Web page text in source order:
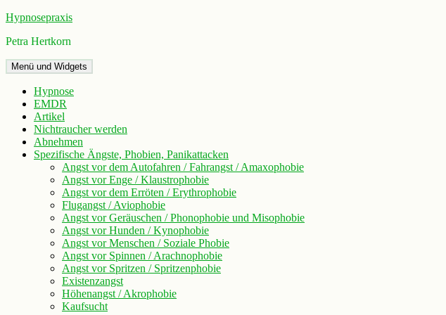
Zum
springen
Hypnosepraxis
Petra Hertkorn
Menü und Widgets
Hypnose
EMDR
Artikel
Nichtraucher werden
Abnehmen
Spezifische Ängste, Phobien, Panikattacken
Angst vor dem Autofahren / Fahrangst / Amaxophobie
Angst vor Enge / Klaustrophobie
Angst vor dem Erröten / Erythrophobie
Flugangst / Aviophobie
Angst vor Geräuschen / Phonophobie und Misophobie
Angst vor Hunden / Kynophobie
Angst vor Menschen / Soziale Phobie
Angst vor Spinnen / Arachnophobie
Angst vor Spritzen / Spritzenphobie
Existenzangst
Höhenangst / Akrophobie
Kaufsucht